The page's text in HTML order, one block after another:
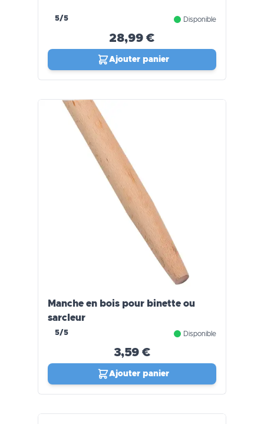
5/5 Disponible
28,99 €
Ajouter panier
Manche en bois pour binette ou
sarcleur
5/5 Disponible
3,59 €
Ajouter panier